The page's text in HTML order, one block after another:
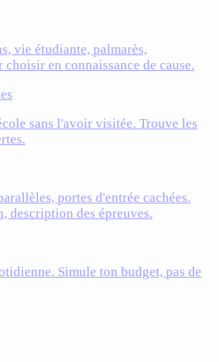
vie étudiante, palmarès,
en connaissance de cause.
sans l'avoir visitée. Trouve les
portes d'entrée cachées.
description des épreuves.
Simule ton budget, pas de